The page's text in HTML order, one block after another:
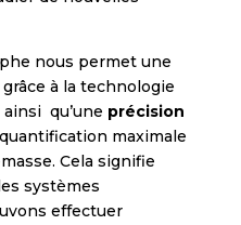
nous permet une
à la technologie
qu’une précision
maximale
Cela signifie
systèmes
effectuer